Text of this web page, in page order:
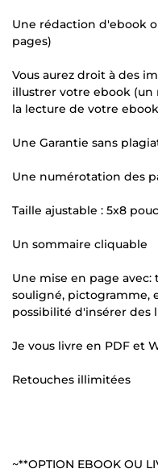
Une rédaction d'ebook
pages)
Vous aurez droit à des
illustrer votre ebook
la lecture de votre
Une Garantie sans
Une numérotation des
Taille ajustable : 5x8
Un sommaire cliquable
Une mise en page avec:
souligné, pictogramme,
possibilité d'insérer des
Je vous livre en PDF et
Retouches illimitées
~**OPTION EBOOK OU